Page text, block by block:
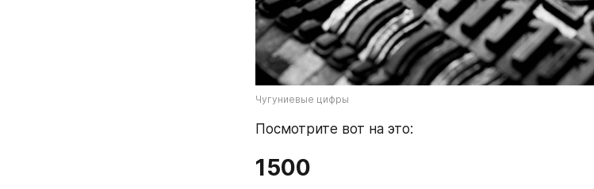
Чугуниевые цифры
Посмотрите вот на это:
1500